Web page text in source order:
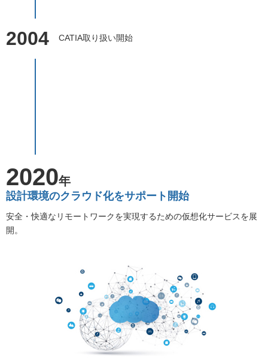
2004 CATIA取り扱い開始
2020年
設計環境のクラウド化をサポート開始
安全・快適なリモートワークを実現するための仮想化サービスを展
開。